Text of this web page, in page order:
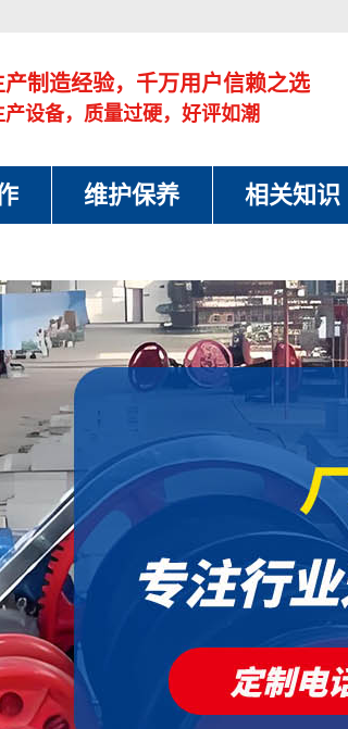
制造经验，千万用户信赖之选
产设备，质量过硬，好评如潮
维护保养 相关知识